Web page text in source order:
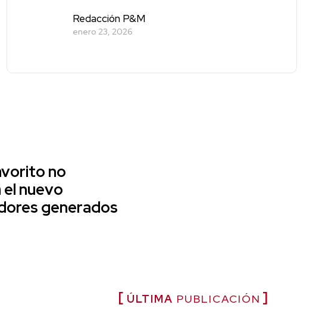
Redacción P&M
enero 23, 2026
no
nuevo
generados
ÚLTIMA PUBLICACIÓN